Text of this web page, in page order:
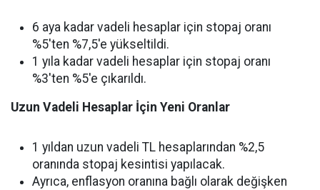
6 aya kadar vadeli hesaplar için stopaj oranı
%5'ten %7,5'e yükseltildi.
1 yıla kadar vadeli hesaplar için stopaj oranı
%3'ten %5'e çıkarıldı.
Uzun Vadeli Hesaplar İçin Yeni Oranlar
1 yıldan uzun vadeli TL hesaplarından %2,5
oranında stopaj kesintisi yapılacak.
Ayrıca, enflasyon oranına bağlı olarak değişken